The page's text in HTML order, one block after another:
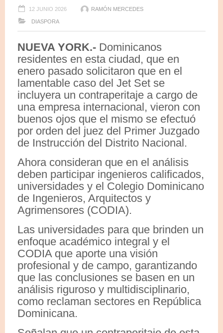
12 JUNIO 2026 RAMÓN MERCEDES
DIASPORA
NUEVA YORK.- Dominicanos
residentes en esta ciudad, que en
enero pasado solicitaron que en el
lamentable caso del Jet Set se
incluyera un contraperitaje a cargo de
una empresa internacional, vieron con
buenos ojos que el mismo se efectuó
por orden del juez del Primer Juzgado
de Instrucción del Distrito Nacional.
Ahora consideran que en el análisis
deben participar ingenieros calificados,
universidades y el Colegio Dominicano
de Ingenieros, Arquitectos y
Agrimensores (CODIA).
Las universidades para que brinden un
enfoque académico integral y el
CODIA que aporte una visión
profesional y de campo, garantizando
que las conclusiones se basen en un
análisis riguroso y multidisciplinario,
como reclaman sectores en República
Dominicana.